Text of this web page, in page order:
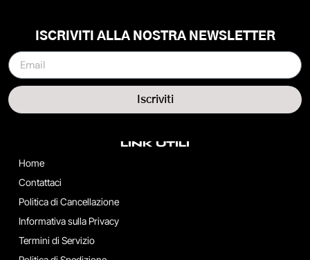
LINK UTILI
Home
Contattaci
Politica di Cancellazione
Informativa sulla Privacy
Termini di Servizio
ISCRIVITI ALLA NOSTRA NEWSLETTER
Iscriviti